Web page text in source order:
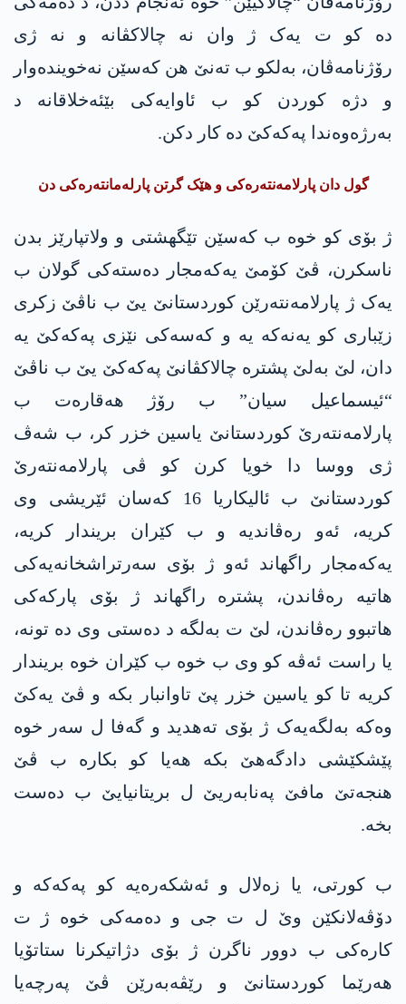
دە کو ت یەک ژ وان نە چالاکڤانە و نە ژی
رۆژنامەڤان، بەلکو ب تەنێ هن کەسێن نەخویندەوار
و دژە کوردن کو ب ئاوایەکی بێئەخلاقانە د
بەرژەوەندا پەکەکێ دە کار دکن.
گول دان پارلامەنتەرەکی و هێک گرتن پارلەمانتەرەکی دن
ژ بۆی کو خوە ب کەسێن تێگهشتی و ولاتپارێز بدن
ناسکرن، ڤێ کۆمێ یەکەمجار دەستەکی گولان ب
یەک ژ پارلامەنتەرێن کوردستانێ یێ ب ناڤێ زکری
زێباری کو یەنەکە یە و کەسەکی نێزی پەکەکێ یە
دان، لێ بەلێ پشترە چالاکڤانێ پەکەکێ یێ ب ناڤێ
“ئیسماعیل سیان” ب رۆژ هەقارەت ب
پارلامەنتەرێ کوردستانێ یاسین خزر کر، ب شەڤ
ژی ووسا دا خویا کرن کو ڤی پارلامەنتەرێ
کوردستانێ ب ئالیکاریا 16 کەسان ئێریشی وی
کریە، ئەو رەڤاندیە و ب کێران بریندار کریە،
یەکەمجار راگهاند ئەو ژ بۆی سەرتراشخانەیەکی
هاتیە رەڤاندن، پشترە راگهاند ژ بۆی پارکەکی
هاتبوو رەڤاندن، لێ ت بەلگە د دەستی وی دە تونە،
یا راست ئەڤە کو وی ب خوە ب کێران خوە بریندار
کریە تا کو یاسین خزر پێ تاوانبار بکە و ڤێ یەکێ
وەکە بەلگەیەک ژ بۆی تەهدید و گەفا ل سەر خوە
پێشکێشی دادگەهێ بکە هەیا کو بکارە ب ڤێ
هنجەتێ مافێ پەنابەریێ ل بریتانیایێ ب دەست
بخە.
ب کورتی، یا زەلال و ئەشکەرەیە کو پەکەکە و
دۆڤەلانکێن وێ ل ت جی و دەمەکی خوە ژ ت
کارەکی ب دوور ناگرن ژ بۆی دژاتیکرنا ستاتۆیا
هەرێما کوردستانێ و رێڤەبەرێن ڤێ پەرچەیا